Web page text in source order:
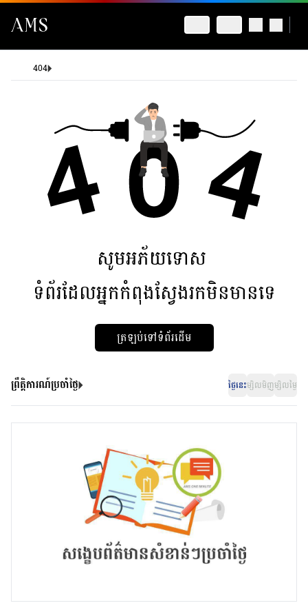
404
សូមអភ័យទោស
ទំព័រដែលអ្នកកំពុងស្វែងរកមិនមានទេ
ត្រឡប់ទៅទំព័រដើម
ព្រឹត្តិការណ៍ប្រចាំថ្ងៃ ថ្ងៃនេះម្សិលមិញម្សិលម្ងៃ